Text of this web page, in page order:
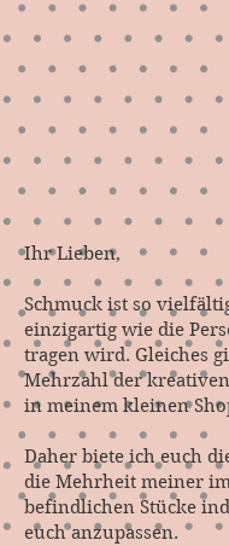
Ihr Lieben,
Schmuck ist so
einzigartig wie die
tragen wird. Gleiches
Mehrzahl der
in meinem kleinen
Daher biete ich euch
die Mehrheit meiner
befindlichen Stücke
euch anzupassen.